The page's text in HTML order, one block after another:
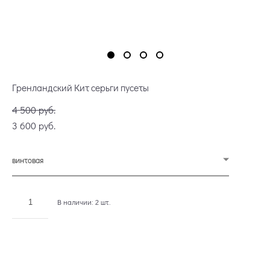
Гренландский Кит серьги пусеты
4 500 pуб.
3 600 pуб.
винтовая
В наличии: 2шт.